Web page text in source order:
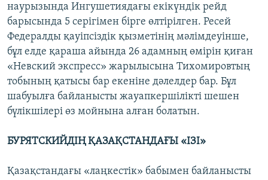
наурызында Ингушетиядағы екікүндік рейд
барысында 5 серігімен бірге өлтірілген. Ресей
Федералды қауіпсіздік қызметінің мәлімдеуінше,
бұл елде қараша айында 26 адамның өмірін қиған
«Невский экспресс» жарылысына Тихомировтың
тобының қатысы бар екеніне дәлелдер бар. Бұл
шабуылға байланысты жауапкершілікті шешен
бүлікшілері өз мойнына алған болатын.
БУРЯТСКИЙДІҢ ҚАЗАҚСТАНДАҒЫ «ІЗІ»
Қазақстандағы «лаңкестік» бабымен байланысты